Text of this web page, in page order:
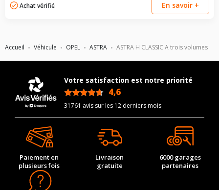
Accueil Véhicule OPEL ASTRA ASTRA H CLASSIC A trois volumes
Achat vérifié En savoir +
Votre satisfaction est notre priorité
4,6
31761 avis sur les 12 derniers mois
Paiement en
plusieurs fois
Livraison
gratuite
6000 garages
partenaires